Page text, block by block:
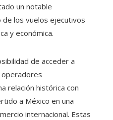
un notable
los vuelos ejecutivos
y económica.
de acceder a
operadores
relación histórica con
a México en una
internacional. Estas